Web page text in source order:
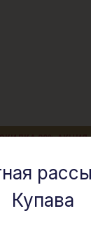
20% АКЦИЯ
Купава